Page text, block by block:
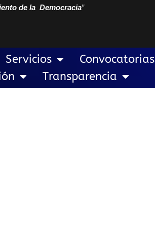
de la Democracia”
Servicios
Convocatorias
Transparencia